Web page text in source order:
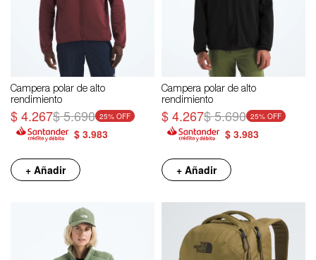
Campera polar de alto
rendimiento
$4.267$5.690 25
$ 3.983
+ Añadir
Campera polar de alto
rendimiento
$4.267$5.690 25
$ 3.983
+ Añadir